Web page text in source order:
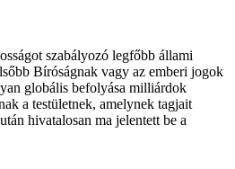
szabályozó legfőbb állami
Bíróságnak vagy az emberi jogok
globális befolyása milliárdok
a testületnek, amelynek tagjait
hivatalosan ma jelentett be a